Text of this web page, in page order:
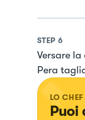
STEP 6
Versare
Pera
LO
Puoi